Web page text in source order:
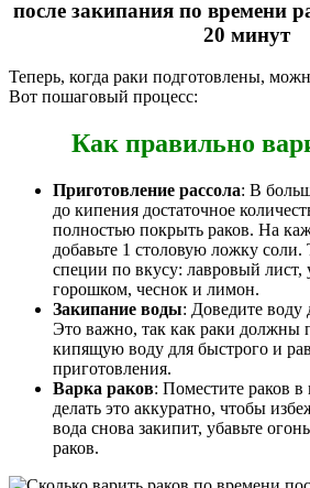
после закипания по времени
20 минут
Теперь, когда раки подготовлены,
Вот пошаговый процесс:
Как правильно
Приготовление рассола: В
до кипения достаточное
полностью покрыть раков. На
добавьте 1 столовую ложку
специи по вкусу: лавровый лист,
горошком, чеснок и лимон.
Закипание воды: Доведите воду
Это важно, так как раки должны
кипящую воду для быстрого и
приготовления.
Варка раков: Поместите раков
делать это аккуратно, чтобы
вода снова закипит, убавьте
раков.